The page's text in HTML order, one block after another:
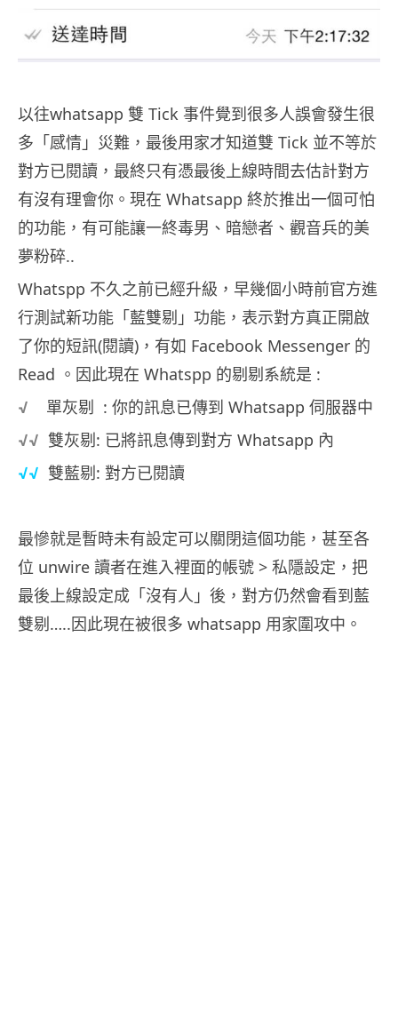
以往whatsapp 雙 Tick 事件覺到很多人誤會發生很
多「感情」災難，最後用家才知道雙 Tick 並不等於
對方已閱讀，最終只有憑最後上線時間去估計對方
有沒有理會你。現在 Whatsapp 終於推出一個可怕
的功能，有可能讓一終毒男、暗戀者、觀音兵的美
夢粉碎..
Whatspp 不久之前已經升級，早幾個小時前官方進
行測試新功能「藍雙剔」功能，表示對方真正開啟
了你的短訊(閱讀)，有如 Facebook Messenger 的
Read 。因此現在 Whatspp 的剔剔系統是 :
√ 單灰剔 : 你的訊息已傳到 Whatsapp 伺服器中
√√ 雙灰剔: 已將訊息傳到對方 Whatsapp 內
√√ 雙藍剔: 對方已閱讀
最慘就是暫時未有設定可以關閉這個功能，甚至各
位 unwire 讀者在進入裡面的帳號 > 私隱設定，把
最後上線設定成「沒有人」後，對方仍然會看到藍
雙剔…..因此現在被很多 whatsapp 用家圍攻中。